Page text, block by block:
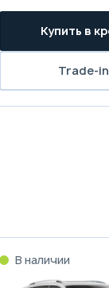
Купить в
Trade-in
В наличии